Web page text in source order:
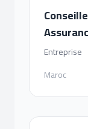
Entreprise
Maroc